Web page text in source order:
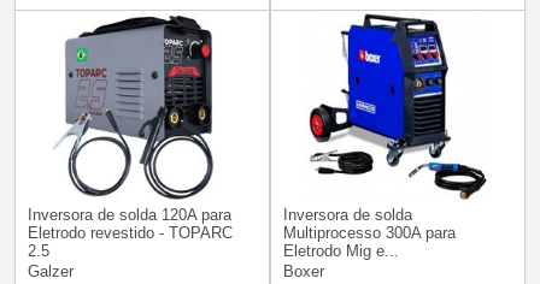
Inversora de solda 120A para
Eletrodo revestido - TOPARC
2.5
Galzer
Inversora de solda
Multiprocesso 300A para
Eletrodo Mig e...
Boxer